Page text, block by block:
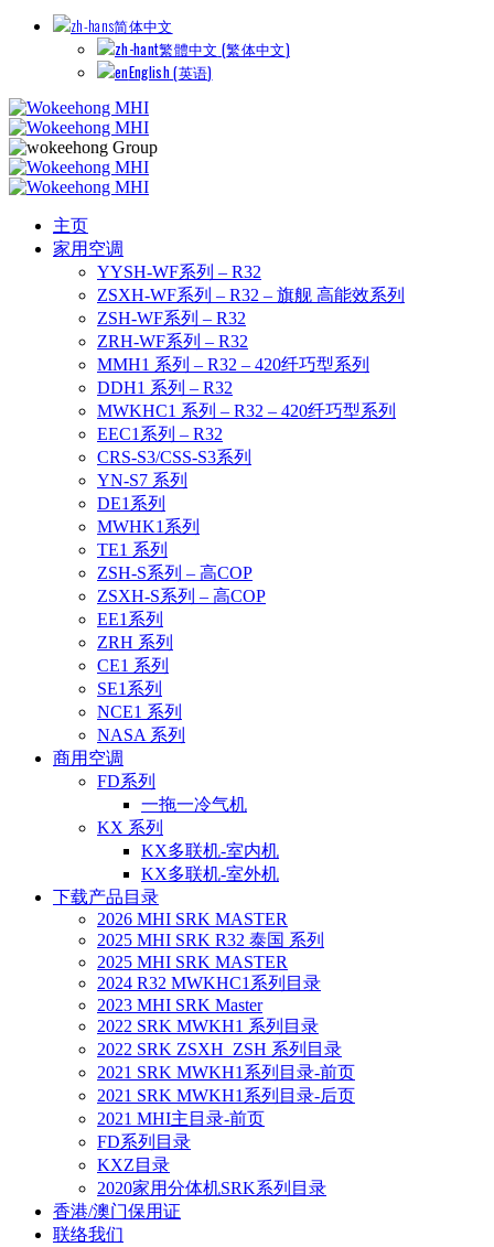
简体中文
繁體中文 (繁体中文)
English(英语)
主页
家用空调
YYSH-WF系列 – R32
ZSXH-WF系列 – R32 – 旗舰 高能效系列
ZSH-WF系列 – R32
ZRH-WF系列 – R32
MMH1 系列 – R32 – 420纤巧型系列
DDH1 系列 – R32
MWKHC1 系列 – R32 – 420纤巧型系列
EEC1系列 – R32
CRS-S3/CSS-S3系列
YN-S7 系列
DE1系列
MWHK1系列
TE1 系列
ZSH-S系列 – 高COP
ZSXH-S系列 – 高COP
EE1系列
ZRH 系列
CE1 系列
SE1系列
NCE1 系列
NASA 系列
商用空调
FD系列
一拖一冷气机
KX 系列
KX多联机-室内机
KX多联机-室外机
下载产品目录
2026 MHI SRK MASTER
2025 MHI SRK R32 泰国 系列
2025 MHI SRK MASTER
2024 R32 MWKHC1系列目录
2023 MHI SRK Master
2022 SRK MWKH1 系列目录
2022 SRK ZSXH_ZSH 系列目录
2021 SRK MWKH1系列目录-前页
2021 SRK MWKH1系列目录-后页
2021 MHI主目录-前页
FD系列目录
KXZ目录
2020家用分体机SRK系列目录
香港/澳门保用证
联络我们